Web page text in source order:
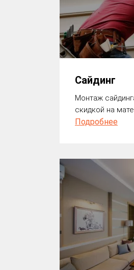
Сайдинг
Монтаж
скидкой на
Подробнее